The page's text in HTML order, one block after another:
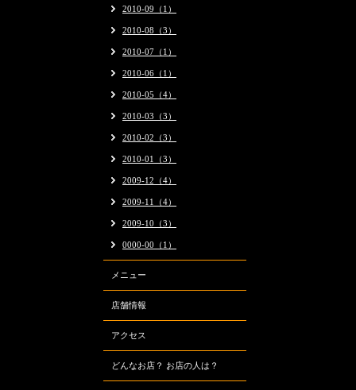
2010-09（1）
2010-08（3）
2010-07（1）
2010-06（1）
2010-05（4）
2010-03（3）
2010-02（3）
2010-01（3）
2009-12（4）
2009-11（4）
2009-10（3）
0000-00（1）
メニュー
店舗情報
アクセス
どんなお店？ お店の人は？